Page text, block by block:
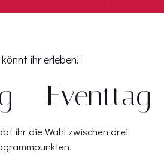
ihr erleben!
– Eventtag
ihr die Wahl zwischen drei